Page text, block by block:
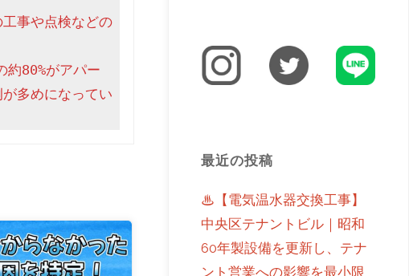
事や点検などの
80%がアパー
多めになってい
最近の投稿
♨【電気温水器交換工事】
中央区テナントビル｜昭和
60年製設備を更新し、テナ
ント営業への影響を最小限